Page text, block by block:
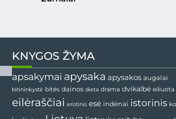
KNYGOS ŽYMA
apsakymai apysaka apysakos augalai
bitininkystė bitės dainos dieta drama dvikalbė eiliuota
eilėraščiai erotinis esė indėnai istorinis